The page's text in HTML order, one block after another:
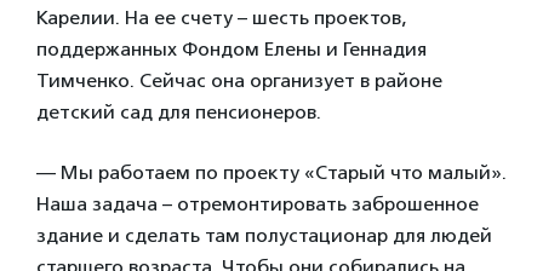
Карелии. На ее счету – шесть проектов,
поддержанных Фондом Елены и Геннадия
Тимченко. Сейчас она организует в районе
детский сад для пенсионеров.
— Мы работаем по проекту «Старый что малый».
Наша задача – отремонтировать заброшенное
здание и сделать там полустационар для людей